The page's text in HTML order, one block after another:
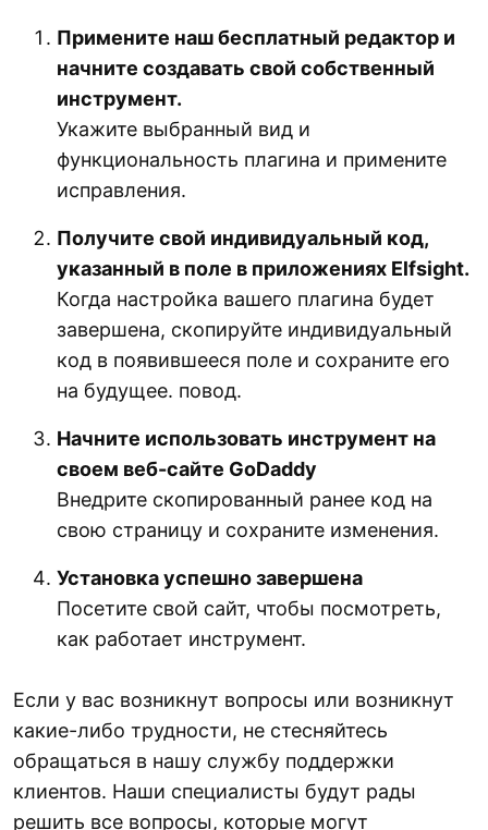
Примените наш бесплатный редактор и
начните создавать свой собственный
инструмент.
Укажите выбранный вид и
функциональность плагина и примените
исправления.
Получите свой индивидуальный код,
указанный в поле в приложениях Elfsight.
Когда настройка вашего плагина будет
завершена, скопируйте индивидуальный
код в появившееся поле и сохраните его
на будущее. повод.
Начните использовать инструмент на
своем веб-сайте GoDaddy
Внедрите скопированный ранее код на
свою страницу и сохраните изменения.
Установка успешно завершена
Посетите свой сайт, чтобы посмотреть,
как работает инструмент.
Если у вас возникнут вопросы или возникнут
какие-либо трудности, не стесняйтесь
обращаться в нашу службу поддержки
клиентов. Наши специалисты будут рады
решить все вопросы, которые могут